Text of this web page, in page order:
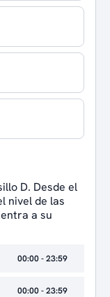
D. Desde el
nivel de las
a su
00:00 - 23:59
00:00 - 23:59